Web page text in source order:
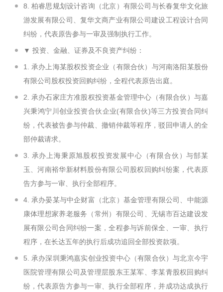
8. 柏睿思规划设计咨询（北京）有限公司与长春复华文化旅
游发展有限公司、复华文商产业有限公司建设工程设计合同
纠纷，代表原告参与一审及强制执行工作。
▼ 投资、金融、证券及不良资产纠纷：
1. 承办上海某股权投资企业（有限合伙）与河南洛阳某股份
有限公司股权投资回购纠纷，全程代表原告出庭。
2. 承办石家庄方准股权投资基金管理中心（有限合伙）与嘉
兴秉鸿宁川创业投资合伙企业(有限合伙)等三方投资合同纠
纷，代表被告参与仲裁、撤销仲裁等程序，驳回申请人的全
部仲裁请求。
3. 承办上海秉原旭股权投资发展中心（有限合伙）与郜某
玉、河南裕华新材料股份有限公司股权回购纠纷案，代表原
告方参与一审、执行全部程序。
4. 承办晏某与中企财富（北京）基金管理有限公司、中能源
康体理想家养老服务（常州）有限公司、无锡市百达建设发
展有限公司合同纠纷一案，全程参与诉前保全、一审、执行
程序，在长达五年的执行后成功追回全部投资款项。
5. 承办深圳秉鸿嘉实创业投资中心（有限合伙）与北京今宇
医院管理有限公司及管理层股东王某军、李某青股权回购纠
纷，代表原告方参与一审、执行全部程序，并成功达成执行